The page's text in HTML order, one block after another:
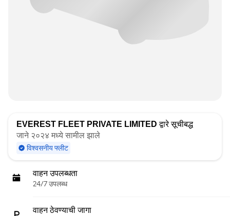
EVEREST FLEET PRIVATE LIMITED द्वारे सूचीबद्ध
जाने २०२४ मध्ये सामील झाले
विश्वसनीय फ्लीट
वाहन उपलब्धता
24/7 उपलब्ध
वाहन ठेवण्याची जागा